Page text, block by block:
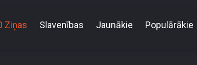
Ziņas Slavenības Jaunākie Populārākie